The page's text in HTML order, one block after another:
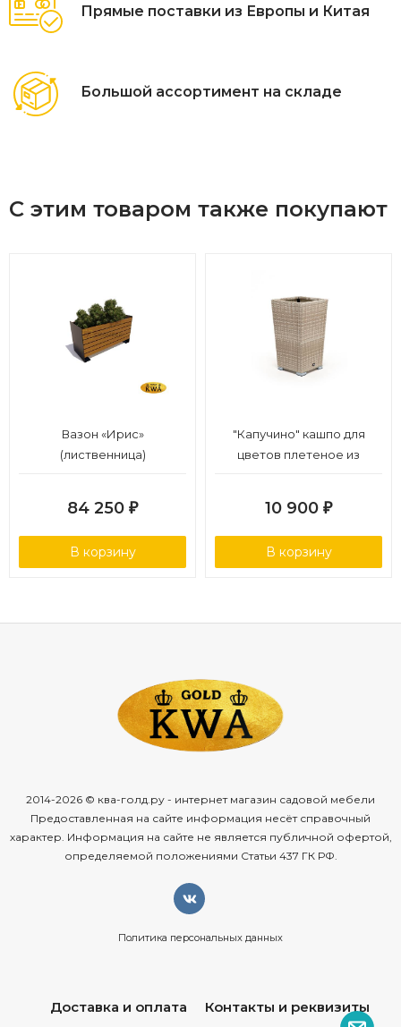
Прямые поставки из Европы и Китая
Большой ассортимент на складе
С этим товаром также покупают
Вазон «Ирис»
(лиственница)
84 250 ₽
В корзину
"Капучино" кашпо для
цветов плетеное из
10 900 ₽
В корзину
2014-2026 © ква-голд.ру - интернет магазин садовой мебели
Предоставленная на сайте информация несёт справочный
характер. Информация на сайте не является публичной офертой,
определяемой положениями Статьи 437 ГК РФ.
Политика персональных данных
Доставка и оплата Контакты и реквизиты